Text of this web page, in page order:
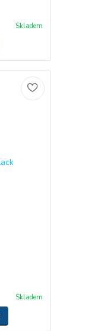
Skladem
Skladem